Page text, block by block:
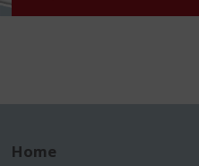
Home